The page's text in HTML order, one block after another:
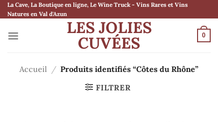
Passer
au
La Cave, La Boutique en ligne, Le Wine Truck - Vins Rares et Vins
Natures en Val d'Azun
LES JOLIES
CUVÉES 0
Accueil / Produits identifiés “Côtes du Rhône”
FILTRER